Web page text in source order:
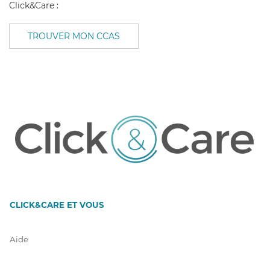
Click&Care :
TROUVER MON CCAS
CLICK&CARE ET VOUS
Aide